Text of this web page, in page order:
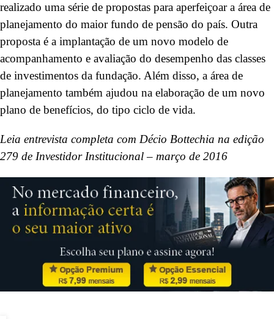
realizado uma série de propostas para aperfeiçoar a área de
planejamento do maior fundo de pensão do país. Outra
proposta é a implantação de um novo modelo de
acompanhamento e avaliação do desempenho das classes
de investimentos da fundação. Além disso, a área de
planejamento também ajudou na elaboração de um novo
plano de benefícios, do tipo ciclo de vida.
Leia entrevista completa com Décio Bottechia na edição
279 de Investidor Institucional – março de 2016